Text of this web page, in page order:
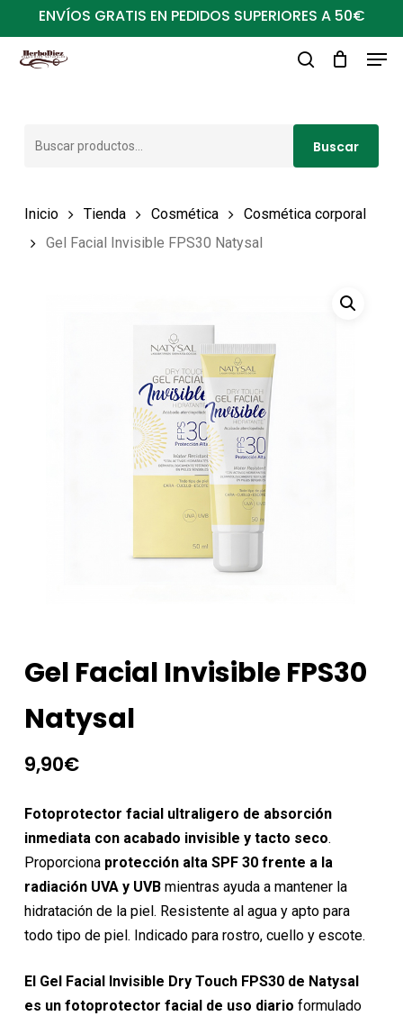
al
contenido
ENVÍOS GRATIS EN PEDIDOS SUPERIORES A 50€
Buscar
Inicio Tienda Cosmética
Cosmética corporal
Gel Facial Invisible FPS30 Natysal
Gel Facial Invisible FPS30
Natysal
9,90€
Fotoprotector facial ultraligero de absorción
inmediata con acabado invisible y tacto seco.
Proporcionaprotección alta SPF 30 frente a la
radiación UVA y UVBmientras ayuda a mantener la
hidratación de la piel. Resistente al agua y apto para
todo tipo de piel. Indicado para rostro, cuello y escote.
El Gel Facial Invisible Dry Touch FPS30 de Natysal
es un fotoprotector facial de uso diario formulado
Close